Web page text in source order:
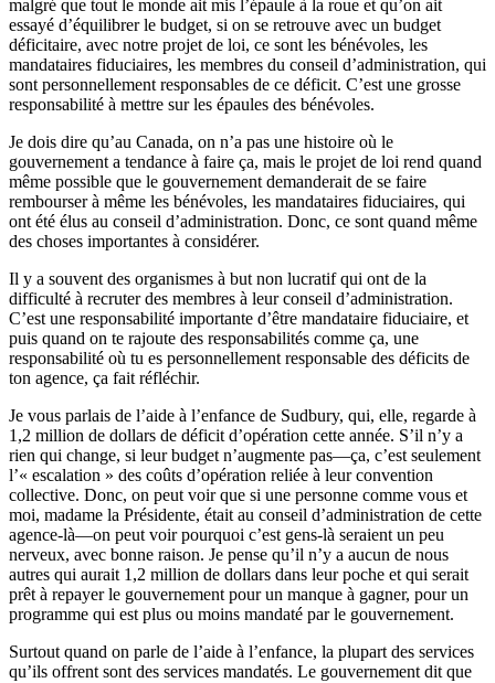
malgré que tout le monde ait mis l’épaule à la roue et qu’on ait
essayé d’équilibrer le budget, si on se retrouve avec un budget
déficitaire, avec notre projet de loi, ce sont les bénévoles, les
mandataires fiduciaires, les membres du conseil d’administration, qui
sont personnellement responsables de ce déficit. C’est une grosse
responsabilité à mettre sur les épaules des bénévoles.
Je dois dire qu’au Canada, on n’a pas une histoire où le
gouvernement a tendance à faire ça, mais le projet de loi rend quand
même possible que le gouvernement demanderait de se faire
rembourser à même les bénévoles, les mandataires fiduciaires, qui
ont été élus au conseil d’administration. Donc, ce sont quand même
des choses importantes à considérer.
Il y a souvent des organismes à but non lucratif qui ont de la
difficulté à recruter des membres à leur conseil d’administration.
C’est une responsabilité importante d’être mandataire fiduciaire, et
puis quand on te rajoute des responsabilités comme ça, une
responsabilité où tu es personnellement responsable des déficits de
ton agence, ça fait réfléchir.
Je vous parlais de l’aide à l’enfance de Sudbury, qui, elle, regarde à
1,2 million de dollars de déficit d’opération cette année. S’il n’y a
rien qui change, si leur budget n’augmente pas—ça, c’est seulement
l’« escalation » des coûts d’opération reliée à leur convention
collective. Donc, on peut voir que si une personne comme vous et
moi, madame la Présidente, était au conseil d’administration de cette
agence-là—on peut voir pourquoi c’est gens-là seraient un peu
nerveux, avec bonne raison. Je pense qu’il n’y a aucun de nous
autres qui aurait 1,2 million de dollars dans leur poche et qui serait
prêt à repayer le gouvernement pour un manque à gagner, pour un
programme qui est plus ou moins mandaté par le gouvernement.
Surtout quand on parle de l’aide à l’enfance, la plupart des services
qu’ils offrent sont des services mandatés. Le gouvernement dit que